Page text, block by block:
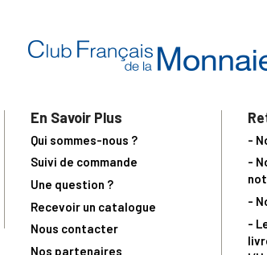
En Savoir Plus
Qui sommes-nous ?
Suivi de commande
Une question ?
Recevoir un catalogue
Nous contacter
Nos partenaires
-
-
-
-